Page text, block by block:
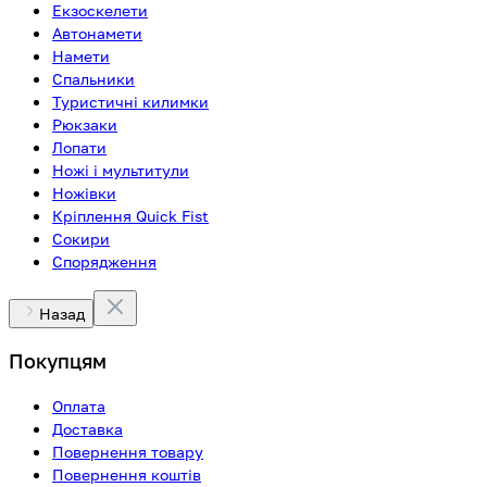
Екзоскелети
Автонамети
Намети
Спальники
Туристичні килимки
Рюкзаки
Лопати
Ножі і мультитули
Ножівки
Кріплення Quick Fist
Сокири
Спорядження
Назад
Покупцям
Оплата
Доставка
Повернення товару
Повернення коштів